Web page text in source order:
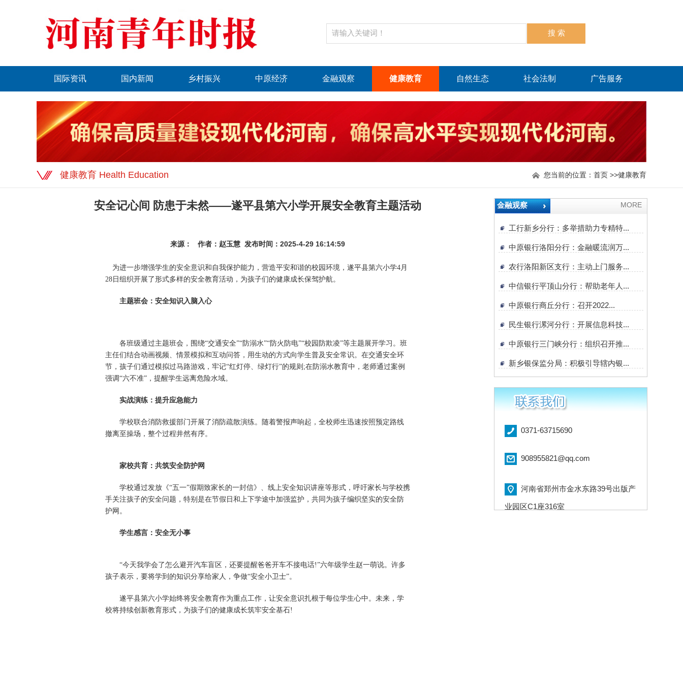
国际资讯 国内新闻 乡村振兴 中原经济 金融观察 健康教育 自然生态 社会法制 广告服务
健康教育 Health Education 您当前的位置： 首页 >>健康教育
安全记心间 防患于未然——遂平县第六小学开展安全教育主题活动
来源： 作者：赵玉慧 发布时间：2025-4-29 16:14:59
为进一步增强学生的安全意识和自我保护能力，营造平安和谐的校园环境，遂平县第六小学4月
28日组织开展了形式多样的安全教育活动，为孩子们的健康成长保驾护航。
主题班会：安全知识入脑入心
各班级通过主题班会，围绕“交通安全”“防溺水”“防火防电”“校园防欺凌”等主题展开学习。班
主任们结合动画视频、情景模拟和互动问答，用生动的方式向学生普及安全常识。在交通安全环
节，孩子们通过模拟过马路游戏，牢记“红灯停、绿灯行”的规则;在防溺水教育中，老师通过案例
强调“六不准”，提醒学生远离危险水域。
实战演练：提升应急能力
学校联合消防救援部门开展了消防疏散演练。随着警报声响起，全校师生迅速按照预定路线
撤离至操场，整个过程井然有序。
家校共育：共筑安全防护网
学校通过发放《“五一”假期致家长的一封信》、线上安全知识讲座等形式，呼吁家长与学校携
手关注孩子的安全问题，特别是在节假日和上下学途中加强监护，共同为孩子编织坚实的安全防
护网。
学生感言：安全无小事
“今天我学会了怎么避开汽车盲区，还要提醒爸爸开车不接电话!”六年级学生赵一萌说。许多
孩子表示，要将学到的知识分享给家人，争做“安全小卫士”。
遂平县第六小学始终将安全教育作为重点工作，让安全意识扎根于每位学生心中。未来，学
校将持续创新教育形式，为孩子们的健康成长筑牢安全基石!
金融观察 MORE
工行新乡分行：多举措助力专精特...
中原银行洛阳分行：金融暖流润万...
农行洛阳新区支行：主动上门服务...
中信银行平顶山分行：帮助老年人...
中原银行商丘分行：召开2022...
民生银行漯河分行：开展信息科技...
中原银行三门峡分行：组织召开推...
新乡银保监分局：积极引导辖内银...
0371-63715690
908955821@qq.com
河南省郑州市金水东路39号出版产
业园区C1座316室